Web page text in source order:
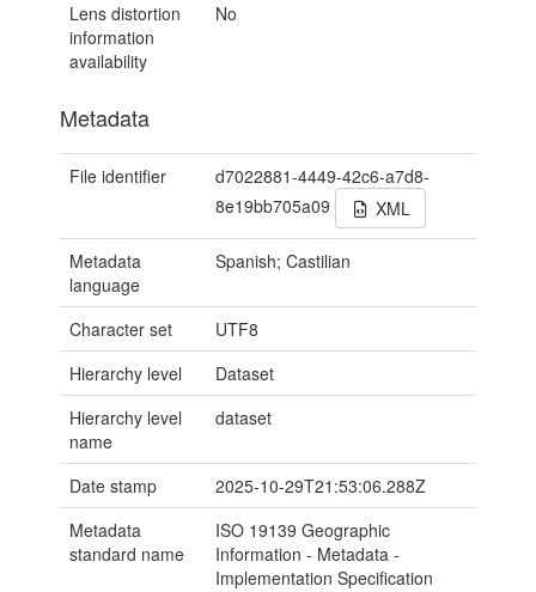
Lens distortion
information
availability
No
Metadata
File identifier
d7022881-4449-42c6-a7d8-
8e19bb705a09
XML
Metadata
language
Spanish; Castilian
Character set
UTF8
Hierarchy level
Dataset
Hierarchy level
name
dataset
Date stamp
2025-10-29T21:53:06.288Z
Metadata
standard name
ISO 19139 Geographic
Information - Metadata -
Implementation Specification